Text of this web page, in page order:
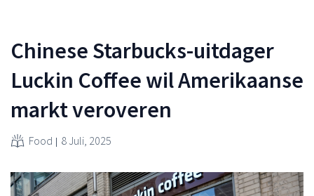
Chinese Starbucks-uitdager
Luckin Coffee wil Amerikaanse
markt veroveren
Food 8 Juli, 2025